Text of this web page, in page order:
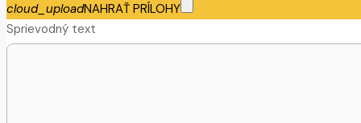
cloud_uploadNAHRAŤ PRÍLOHY
Sprievodný text